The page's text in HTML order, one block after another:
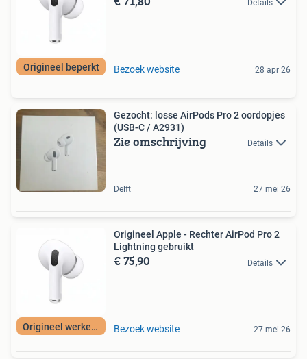
Origineel beperkt
Details
Bezoek website 28 apr 26
Gezocht: losse AirPods Pro 2 oordopjes
(USB-C / A2931)
Zie omschrijving Details
Delft 27 mei 26
Origineel werkend
Origineel Apple - Rechter AirPod Pro 2
Lightning gebruikt
€ 75,90 Details
Bezoek website 27 mei 26